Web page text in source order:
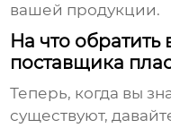
вашей продукции.
На что
поставщика
Теперь, когда вы
существуют,